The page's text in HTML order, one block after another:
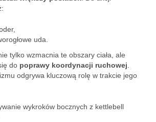
uda.
tylko wzmacnia te obszary ciała, ale
do poprawy koordynacji ruchowej
odgrywa kluczową rolę w trakcie jego
wykroków bocznych z kettlebell